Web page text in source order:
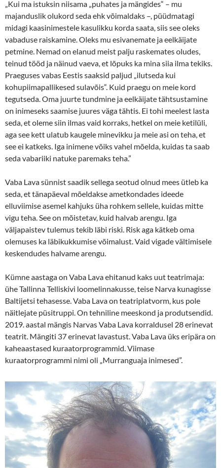
„Kui ma istuksin niisama „puhates ja mängides“ – mu
majanduslik olukord seda ehk võimaldaks –, püüdmatagi
midagi kaasinimestele kasulikku korda saata, siis see oleks
vabaduse raiskamine. Oleks mu esivanemate ja eelkäijate
petmine. Nemad on elanud meist palju raskemates oludes,
teinud tööd ja näinud vaeva, et lõpuks ka mina siia ilma tekiks.
Praeguses vabas Eestis saaksid paljud „ilutseda kui
kohupiimapallikesed sulavõis“. Kuid praegu on meie kord
tegutseda. Oma juurte tundmine ja eelkäijate tähtsustamine
on inimeseks saamise juures väga tähtis. Ei tohi meelest lasta
seda, et oleme siin ilmas vaid korraks, hetkel on meie ketilüli,
aga see kett ulatub kaugele minevikku ja meie asi on teha, et
see ei katkeks. Iga inimene võiks vahel mõelda, kuidas ta saab
seda vabariiki natuke paremaks teha.”
Vaba Lava sünnist saadik sellega seotud olnud mees ütleb ka
seda, et tänapäeval mõeldakse ametkondades ideede
elluviimise asemel kahjuks üha rohkem sellele, kuidas mitte
vigu teha. See on mõistetav, kuid halvab arengu. Iga
väljapaistev tulemus tekib läbi riski. Risk aga kätkeb oma
olemuses ka läbikukkumise võimalust. Vaid vigade vältimisele
keskendudes halvame arengu.
Kümne aastaga on Vaba Lava ehitanud kaks uut teatrimaja:
ühe Tallinna Telliskivi loomelinnakusse, teise Narva kunagisse
Baltijetsi tehasesse. Vaba Lava on teatriplatvorm, kus pole
näitlejate püsitruppi. On tehniline meeskond ja produtsendid.
2019. aastal mängis Narvas Vaba Lava korraldusel 28 erinevat
teatrit. Mängiti 37 erinevat lavastust. Vaba Lava üks eripära on
kaheaastased kuraatorprogrammid. Viimase
kuraatorprogrammi nimi oli „Murranguaja inimesed”.